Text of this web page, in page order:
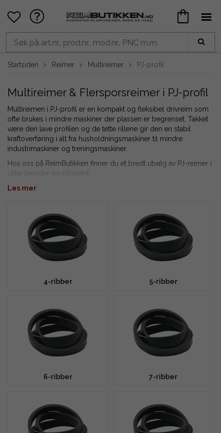
Startsiden Reimer Multireimer PJ-profil
Multireimer & Flersporsreimer i PJ-profil
Multireimen i PJ-profil er en kompakt og fleksibel drivreim som
ofte brukes i mindre maskiner der plassen er begrenset. Takket
være den lave profilen og de tette rillene gir den en stabil
kraftoverføring i alt fra husholdningsmaskiner til mindre
industrimaskiner og treningsmaskiner.
Hos oss på ReimButikken finner du et bredt utvalg av PJ-reimer i
ulike lengder og rilleantall.
Hvorfor handle hos ReimButikken?
Eksperter på multireimer
- Enkelt å finne riktig antall
riller og lengde.
Prisgaranti- Alltid konkurransedyktige priser på hele vårt
sortiment.
Hvordan velger jeg riktig PJ-reim?
Betegnelsen på en PJ-reim angir vanligvis antall riller, profil og
= Antall riller på reimen.
PJ= Reimprofil - 2,34 mm mellom to riller (målt fra topp til
topp).
1257= Reimens lengde i millimeter.
Noen produsenter angir lengden i tommer (inches). En reim
samme som 1257 mm.
Les mer
4-ribber 5-ribber
6-ribber 7-ribber